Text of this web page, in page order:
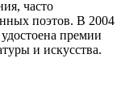
часто
поэтов. В 2004
премии
и искусства.